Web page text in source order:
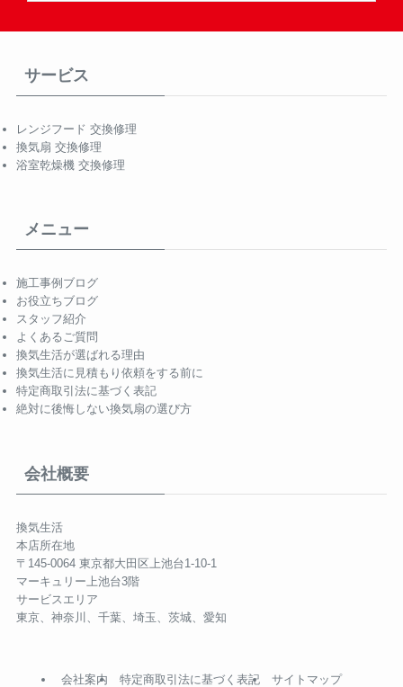
サービス
レンジフード 交換修理
換気扇 交換修理
浴室乾燥機 交換修理
メニュー
施工事例ブログ
お役立ちブログ
スタッフ紹介
よくあるご質問
換気生活が選ばれる理由
換気生活に見積もり依頼をする前に
特定商取引法に基づく表記
絶対に後悔しない換気扇の選び方
会社概要
換気生活
本店所在地
〒145-0064 東京都大田区上池台1-10-1
マーキュリー上池台3階
サービスエリア
東京、神奈川、千葉、埼玉、茨城、愛知
会社案内 特定商取引法に基づく表記 サイトマップ